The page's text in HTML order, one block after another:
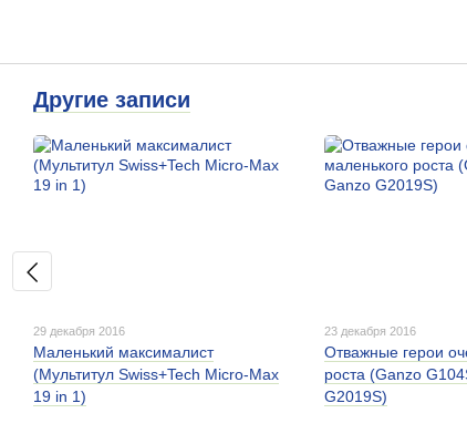
Другие записи
29 декабря 2016
Маленький максималист
(Мультитул Swiss+Tech Micro-Max
19 in 1)
23 декабря 2016
Отважные герои
роста (Ganzo
G2019S)